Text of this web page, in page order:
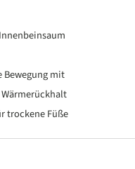
Bewegung mit
trockene Füße